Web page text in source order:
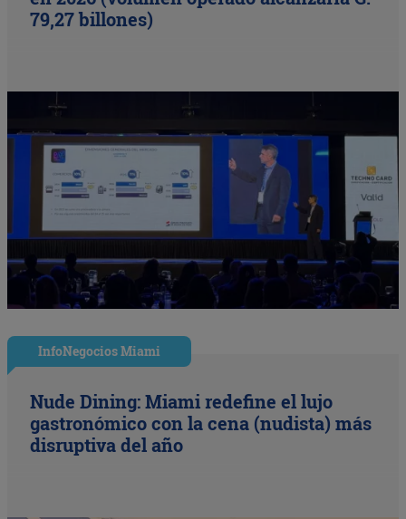
79,27 billones)
InfoNegocios Miami
Nude Dining: Miami redefine el lujo
gastronómico con la cena (nudista) más
disruptiva del año